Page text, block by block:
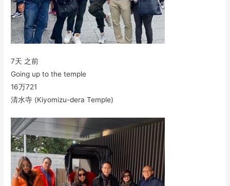
7天 之前
Going up to the temple
16万721
清水寺 (Kiyomizu-dera Temple)